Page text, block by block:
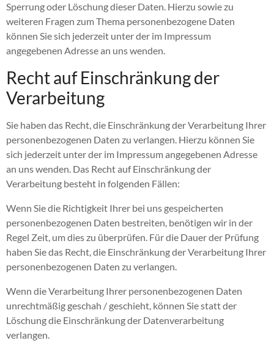
Sperrung oder Löschung dieser Daten. Hierzu sowie zu
weiteren Fragen zum Thema personenbezogene Daten
können Sie sich jederzeit unter der im Impressum
angegebenen Adresse an uns wenden.
Recht auf Einschränkung der
Verarbeitung
Sie haben das Recht, die Einschränkung der Verarbeitung Ihrer
personenbezogenen Daten zu verlangen. Hierzu können Sie
sich jederzeit unter der im Impressum angegebenen Adresse
an uns wenden. Das Recht auf Einschränkung der
Verarbeitung besteht in folgenden Fällen:
Wenn Sie die Richtigkeit Ihrer bei uns gespeicherten
personenbezogenen Daten bestreiten, benötigen wir in der
Regel Zeit, um dies zu überprüfen. Für die Dauer der Prüfung
haben Sie das Recht, die Einschränkung der Verarbeitung Ihrer
personenbezogenen Daten zu verlangen.
Wenn die Verarbeitung Ihrer personenbezogenen Daten
unrechtmäßig geschah / geschieht, können Sie statt der
Löschung die Einschränkung der Datenverarbeitung
verlangen.